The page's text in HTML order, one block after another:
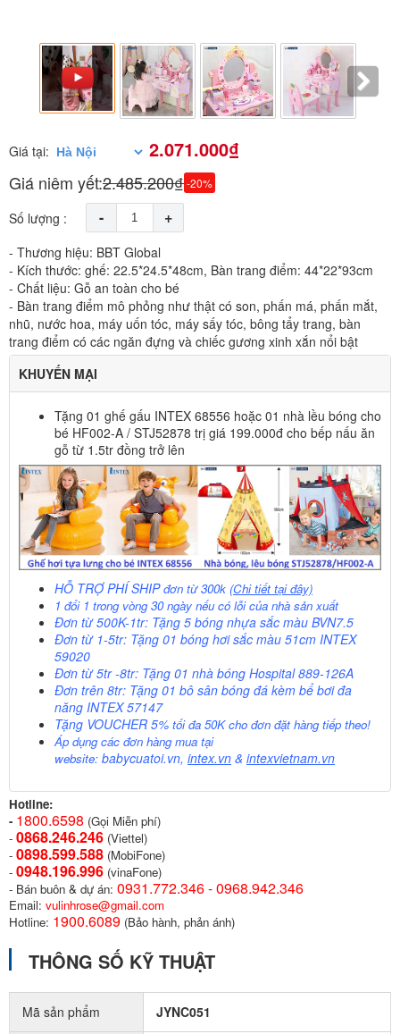
Giá tại: 2.071.000₫
Giá niêm yết:2.485.200₫-20%
Số lượng : - +
- Thương hiệu: BBT Global
- Kích thước: ghế: 22.5*24.5*48cm, Bàn trang điểm: 44*22*93cm
- Chất liệu: Gỗ an toàn cho bé
- Bàn trang điểm mô phỏng như thật có son, phấn má, phấn mắt,
nhũ, nước hoa, máy uốn tóc, máy sấy tóc, bông tẩy trang, bàn
trang điểm có các ngăn đựng và chiếc gương xinh xắn nổi bật
KHUYẾN MẠI
Tặng 01 ghế gấu INTEX 68556 hoặc 01 nhà lều bóng cho
bé HF002-A / STJ52878 trị giá 199.000đ cho bếp nấu ăn
gỗ từ 1.5tr đồng trở lên
HỖ TRỢ PHÍ SHIPđơn từ 300k (Chi tiết tại đây)
1 đổi 1 trong vòng 30 ngày nếu có lỗi của nhà sản xuất
Đơn từ 500K-1tr: Tặng 5 bóng nhựa sắc màu BVN7.5
Đơn từ 1-5tr: Tặng 01 bóng hơi sắc màu 51cm INTEX
59020
Đơn từ 5tr -8tr: Tặng 01 nhà bóng Hospital 889-126A
Đơn trên 8tr: Tặng 01 bô sân bóng đá kèm bể bơi đa
năng INTEX 57147
Tặng VOUCHER 5% tối đa 50K cho đơn đặt hàng tiếp theo!
Áp dụng các đơn hàng mua tại
website: babycuatoi.vn, intex.vn & intexvietnam.vn
Hotline:
- 1800.6598 (Gọi Miễn phí)
- 0868.246.246 (Viettel)
- 0898.599.588 (MobiFone)
- 0948.196.996 (vinaFone)
- Bán buôn & dự án: 0931.772.346 - 0968.942.346
Email: vulinhrose@gmail.com
Hotline: 1900.6089 (Bảo hành, phản ánh)
THÔNG SỐ KỸ THUẬT
Mã sản phẩm JYNC051